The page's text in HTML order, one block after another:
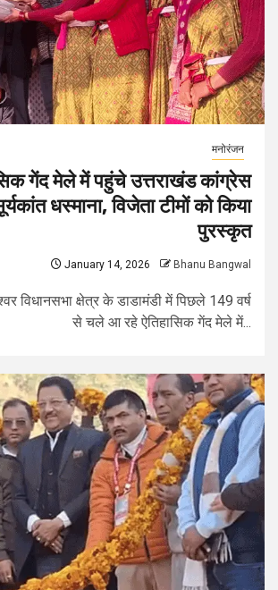
मनोरंजन
गेंद मेले में पहुंचे उत्तराखंड कांग्रेस
धस्माना, विजेता टीमों को किया
पुरस्कृत
January 14, 2026 Bhanu Bangwal
विधानसभा क्षेत्र के डाडामंडी में पिछले 149 वर्ष
से चले आ रहे ऐतिहासिक गेंद मेले में...